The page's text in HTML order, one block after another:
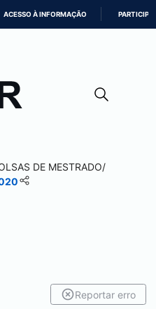
ACESSO À INFORMAÇÃO PARTICIPE
DE MESTRADO/
Reportar erro